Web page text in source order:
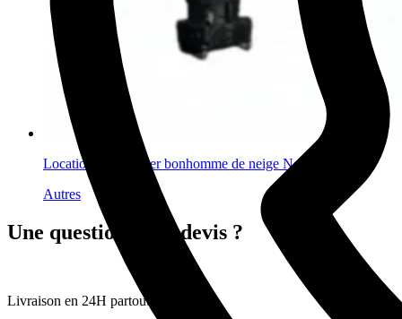
Location Sky dancer bonhomme de neige Noël
Autres
Une question ? Un devis ?
Livraison en 24H partout en France